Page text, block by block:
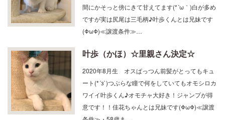
間にかそっと傍にきて甘えてます(*´ω｀)白が多め
ですが実は尻尾は三毛柄♪叶歩くんとは兄妹です
(ΦωΦ)≪譲渡条件≫…
叶歩（かほ）☆里親さん決定☆
2020年8月生 オスぱっつん前髪がとってもキュ
ート(*´з`)つぶらな瞳で何をしていてもオモシロカ
ワイイ叶歩くん♪オモチャ大好き！ジャンプが得
意です！！佳花ちゃんとは兄妹です(ΦωΦ)≪譲渡